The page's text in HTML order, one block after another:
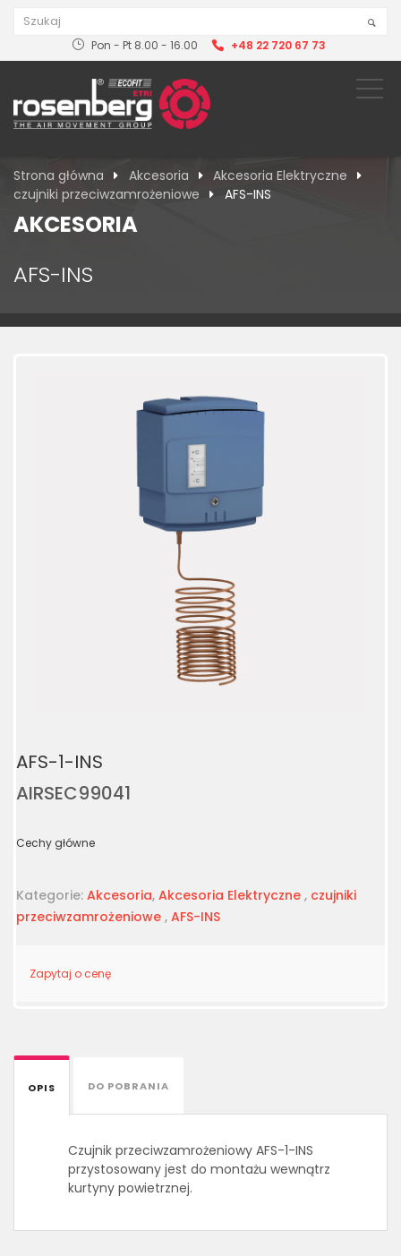
Pon - Pt 8.00 - 16.00 +48 22 720 67 73
Strona główna Akcesoria
Akcesoria Elektryczne
czujniki przeciwzamrożeniowe
AFS-INS
AKCESORIA
AFS-INS
AFS-1-INS
AIRSEC99041
Cechy główne
Kategorie: Akcesoria, Akcesoria Elektryczne , czujniki
przeciwzamrożeniowe , AFS-INS
Zapytaj o cenę
OPIS DO POBRANIA
Czujnik przeciwzamrożeniowy AFS-1-INS
przystosowany jest do montażu wewnątrz
kurtyny powietrznej.